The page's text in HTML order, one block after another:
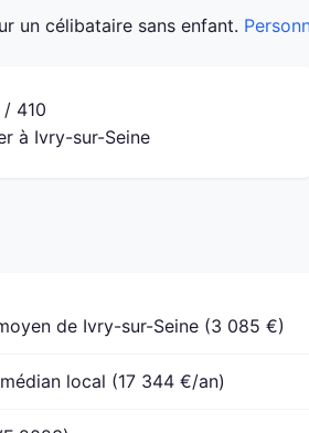
un célibataire sans enfant.
/ 410
à Ivry-sur-Seine
de Ivry-sur-Seine (3 085 €)
local (17 344 €/an)